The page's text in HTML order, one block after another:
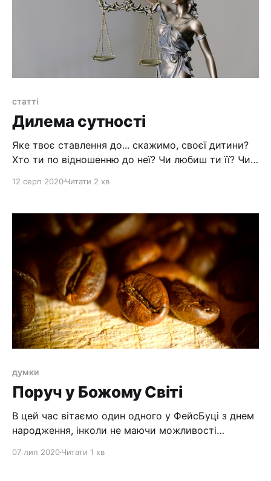
статті
Дилема сутності
Яке твоє ставлення до... скажимо, своєї дитини?
Хто ти по відношенню до неї? Чи любиш ти її? Чи
дилему вирішував Соломон, коли розбирав
Цар 3:16-27)" > 16 [sword:///1. Царів
12 серп 2020Читати 2 хв
думки
Поруч у Божому Світі
В цей час вітаємо один одного у ФейсБуці з днем
народження, інколи не маючи можливості
07 лип 2020Читати 1 хв